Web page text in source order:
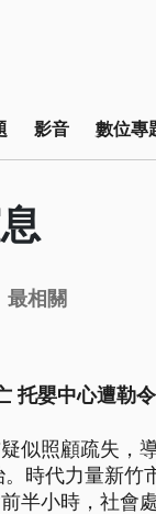
影音 數位專
最相關
托嬰中心遭勒
似照顧疏失，
時代力量新
半小時，社會